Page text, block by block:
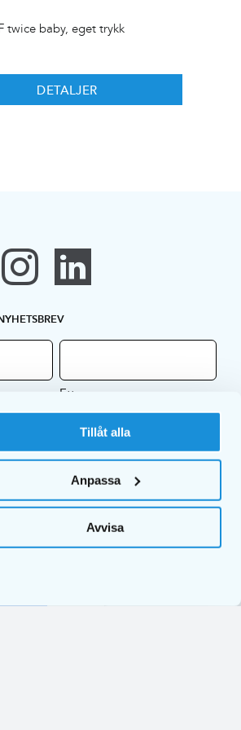
Tillåt alla
Anpassa
Avvisa
twice baby, eget trykk
DETALJER
Etternavn
nyhetsbrevet vårt samtykker du til EKULFs